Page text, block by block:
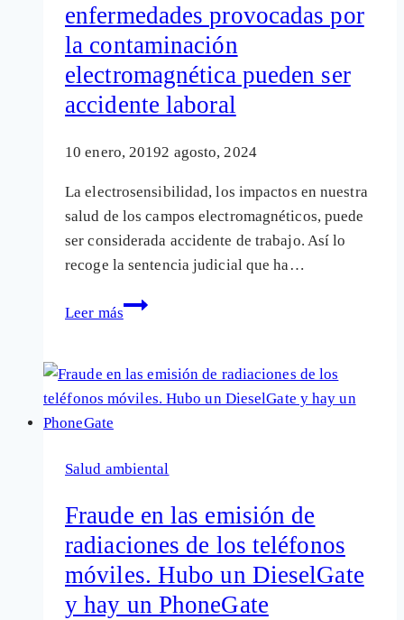
enfermedades provocadas por
la contaminación
electromagnética pueden ser
accidente laboral
10 enero, 20192 agosto, 2024
La electrosensibilidad, los impactos en nuestra
salud de los campos electromagnéticos, puede
ser considerada accidente de trabajo. Así lo
recoge la sentencia judicial que ha…
Leer más
Sentencia
enfermedades
provocadas
contaminación
pueden
ser
accidente
laboral
Salud ambiental
Fraude en las emisión de
radiaciones de los teléfonos
móviles. Hubo un DieselGate
y hay un PhoneGate